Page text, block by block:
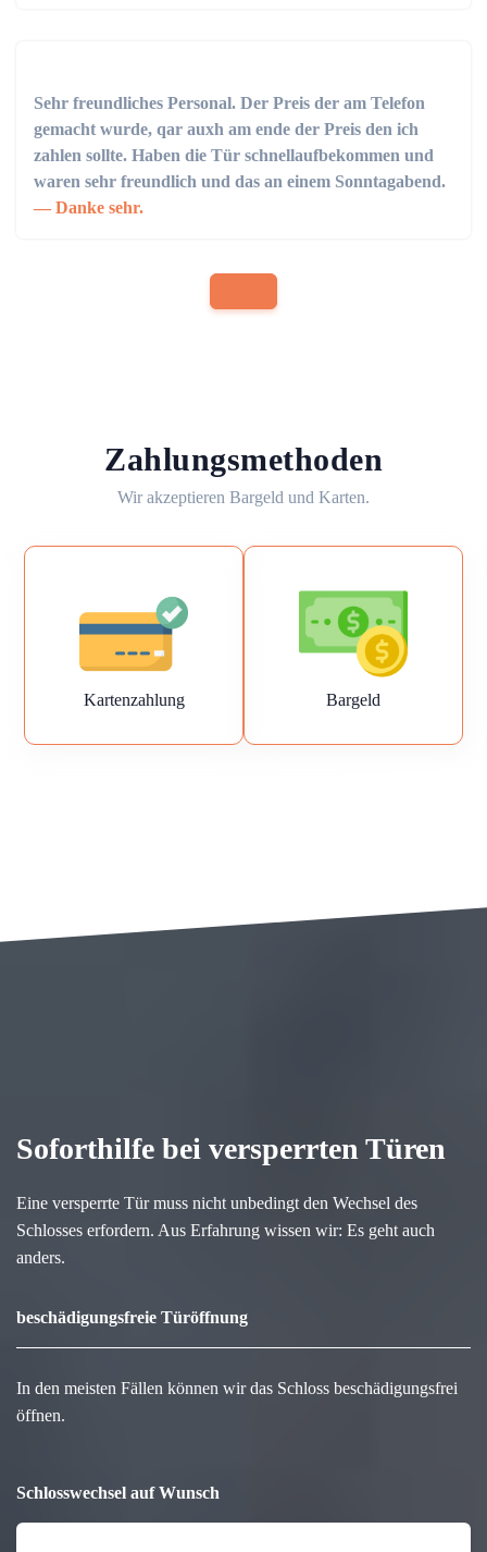
Sehr freundliches Personal. Der Preis der am Telefon
gemacht wurde, qar auxh am ende der Preis den ich
zahlen sollte. Haben die Tür schnellaufbekommen und
waren sehr freundlich und das an einem Sonntagabend.
Danke sehr.
Zahlungsmethoden
Wir akzeptieren Bargeld und Karten.
Kartenzahlung Bargeld
Soforthilfe bei versperrten Türen
Eine versperrte Tür muss nicht unbedingt den Wechsel des
Schlosses erfordern. Aus Erfahrung wissen wir: Es geht auch
anders.
beschädigungsfreie Türöffnung
In den meisten Fällen können wir das Schloss beschädigungsfrei
öffnen.
Schlosswechsel auf Wunsch